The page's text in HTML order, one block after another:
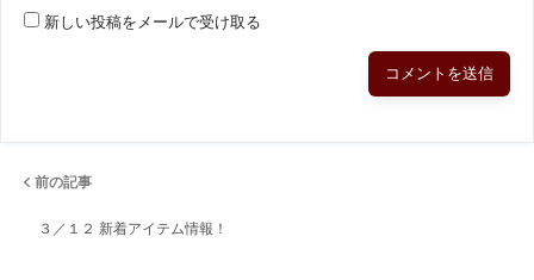
新しい投稿をメールで受け取る
前の記事
３／１２ 新着アイテム情報！